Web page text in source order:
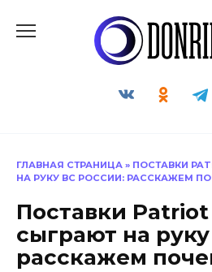
ГЛАВНАЯ СТРАНИЦА » ПОСТАВКИ
НА РУКУ ВС РОССИИ: РАССКАЖЕМ
Поставки
сыграют на
расскажем